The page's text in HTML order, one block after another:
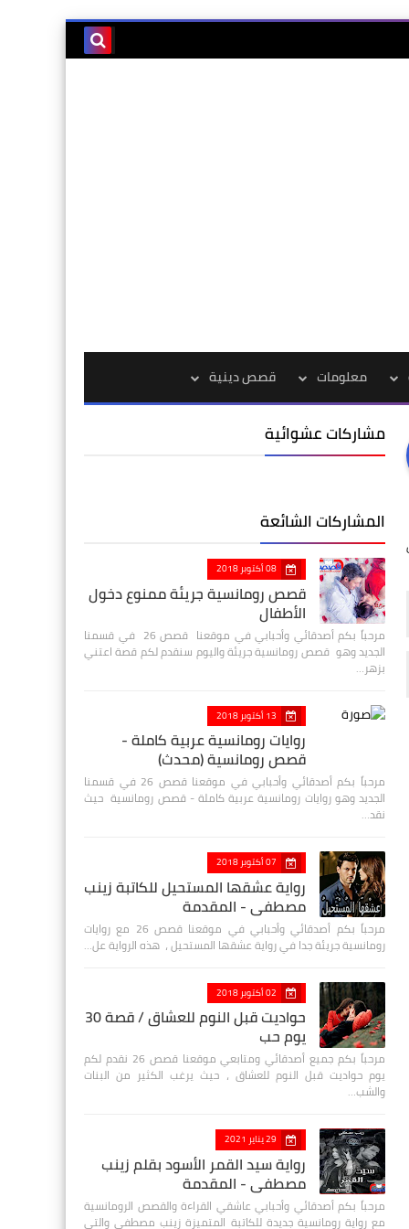
معلومات قصص دينية
مشاركات عشوائية
المشاركات الشائعة
08 أكتوبر 2018
قصص رومانسية جريئة ممنوع دخول
الأطفال
مرحباً بكم أصدقائي وأحبابي في موقعنا قصص 26 في قسمنا
الجديد وهو قصص رومانسية جريئة واليوم سنقدم لكم قصة اعتني
بزهر…
13 أكتوبر 2018
روايات رومانسية عربية كاملة -
قصص رومانسية (محدث)
مرحباً بكم أصدقائي وأحبابي في موقعنا قصص 26 في قسمنا
الجديد وهو روايات رومانسية عربية كاملة - قصص رومانسية حيث
نقد…
07 أكتوبر 2018
رواية عشقها المستحيل للكاتبة زينب
مصطفي - المقدمة
مرحباً بكم أصدقائي وأحبابي في موقعنا قصص 26 مع روايات
رومانسية جريئة جدا في رواية عشقها المستحيل ، هذه الرواية عل…
02 أكتوبر 2018
حواديت قبل النوم للعشاق / قصة 30
يوم حب
مرحباً بكم جميع أصدقائي ومتابعي موقعنا قصص 26 نقدم لكم
يوم حواديت قبل النوم للعشاق ، حيث يرغب الكثير من البنات
والشب…
29 يناير 2021
رواية سيد القمر الأسود بقلم زينب
مصطفي - المقدمة
مرحباً بكم أصدقائي وأحبابي عاشقي القراءة والقصص الرومانسية
مع رواية رومانسية جديدة للكاتبة المتميزة زينب مصطفى والتي